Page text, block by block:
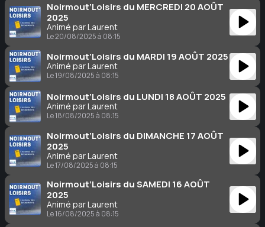
Noirmout’Loisirs du MERCREDI 20 AOÛT
2025
Animé par Laurent
Le 20/08/2025 à 08:15
Noirmout’Loisirs du MARDI 19 AOÛT 2025
Animé par Laurent
Le 19/08/2025 à 08:15
Noirmout’Loisirs du LUNDI 18 AOÛT 2025
Animé par Laurent
Le 18/08/2025 à 08:15
Noirmout’Loisirs du DIMANCHE 17 AOÛT
2025
Animé par Laurent
Le 17/08/2025 à 08:15
Noirmout’Loisirs du SAMEDI 16 AOÛT
2025
Animé par Laurent
Le 16/08/2025 à 08:15